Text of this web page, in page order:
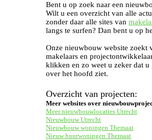
Bent u op zoek naar een
Wilt u een overzicht van alle
zonder daar alle sites van
langs te surfen? Dan bent u op
Onze nieuwbouw website zoekt
makelaars en
klikken en zo weet u zeker dat
over het hoofd ziet.
Overzicht van projecten:
Meer websites over
Meer nieuwbouwlocaties Utrecht
Nieuwbouw Utrecht
Nieuwbouw woningen Themaat
Nieuw huurwoningen Themaat